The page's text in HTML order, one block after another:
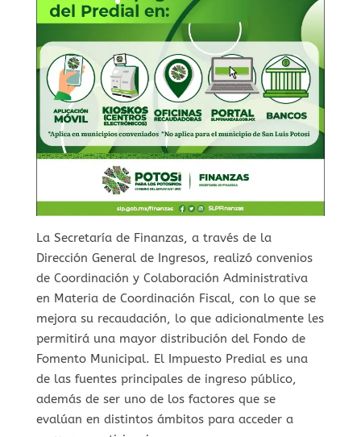
La Secretaría de Finanzas, a través de la
Dirección General de Ingresos, realizó convenios
de Coordinación y Colaboración Administrativa
en Materia de Coordinación Fiscal, con lo que se
mejora su recaudación, lo que adicionalmente les
permitirá una mayor distribución del Fondo de
Fomento Municipal. El Impuesto Predial es una
de las fuentes principales de ingreso público,
además de ser uno de los factores que se
evalúan en distintos ámbitos para acceder a